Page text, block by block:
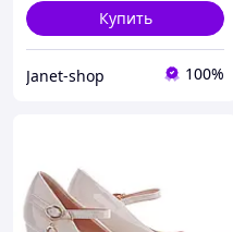
Купить
Janet-shop 100%